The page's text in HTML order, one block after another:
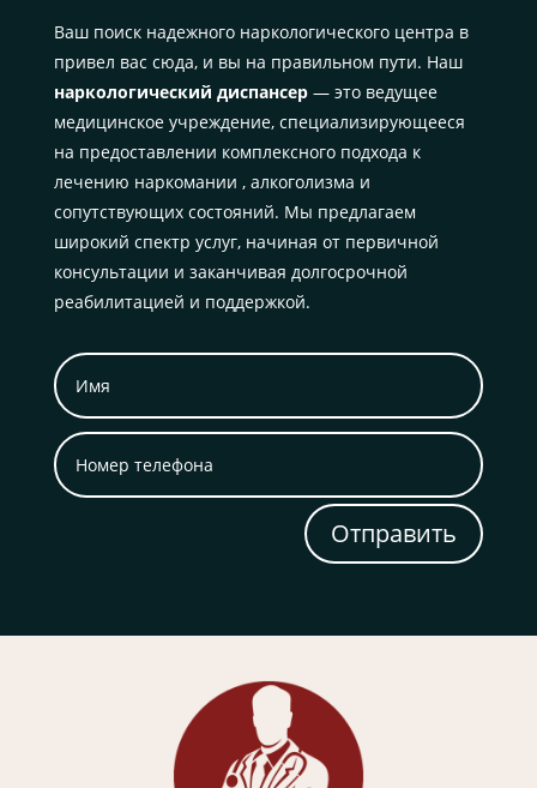
Ваш поиск надежного наркологического центра в
привел вас сюда, и вы на правильном пути. Наш
наркологический диспансер— это ведущее
медицинское учреждение, специализирующееся
на предоставлении комплексного подхода к
лечению наркомании , алкоголизма и
сопутствующих состояний. Мы предлагаем
широкий спектр услуг, начиная от первичной
консультации и заканчивая долгосрочной
реабилитацией и поддержкой.
Отправить